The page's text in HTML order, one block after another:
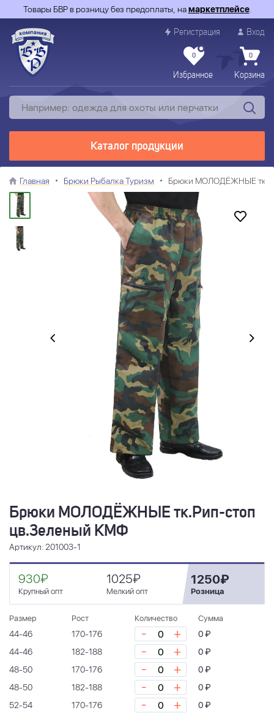
Товары БВР в розницу без предоплаты, намаркетплейсе.
Регистрация Вход
0
Избранное
0
Корзина
Каталог продукции
Главная Брюки Рыбалка Туризм Брюки МОЛОДЁЖНЫЕ
Брюки МОЛОДЁЖНЫЕ тк.Рип-стоп
цв.Зеленый КМФ
Артикул: 201003-1
930₽
Крупный опт
1025₽
Мелкий опт
1250₽
Розница
Размер Рост Количество Сумма
44-46 170-176 - +
0 ₽
44-46
182-188 - +
0 ₽
48-50
170-176 - +
0 ₽
48-50
182-188 - +
0 ₽
52-54
170-176 - +
0 ₽